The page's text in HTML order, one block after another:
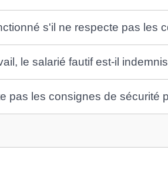
s'il ne respecte pas les
le salarié fautif est-il
pas les consignes de sécurité